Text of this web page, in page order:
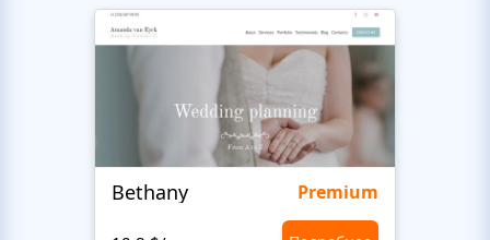
Bethany Premium